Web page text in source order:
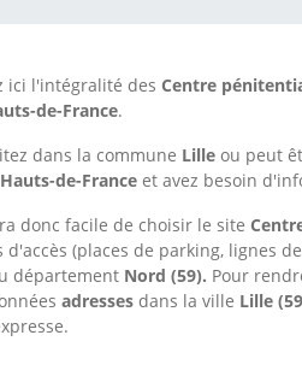
ici l'intégralité des Centre
de-France.
dans la commune Lille ou peut
Hauts-de-France et avez besoin
donc facile de choisir le site
d'accès (places de parking, lignes
département Nord (59). Pour
adressesdans la ville Lille